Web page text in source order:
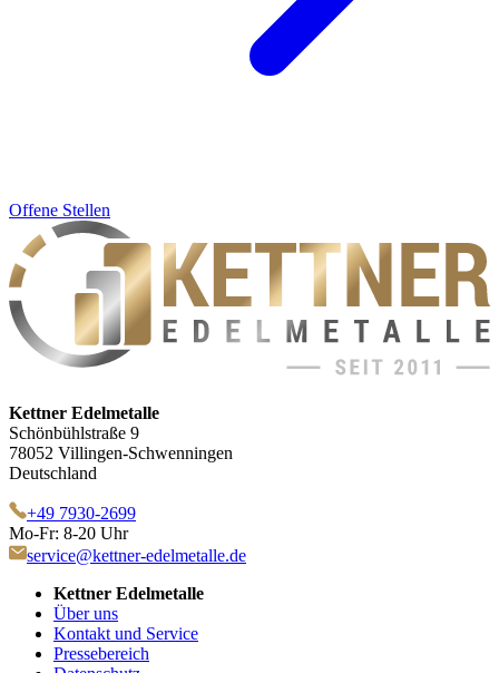
Offene Stellen
Kettner Edelmetalle
Schönbühlstraße 9
78052 Villingen-Schwenningen
Deutschland
+49 7930-2699
Mo-Fr: 8-20 Uhr
service@kettner-edelmetalle.de
Kettner Edelmetalle
Über uns
Kontakt und Service
Pressebereich